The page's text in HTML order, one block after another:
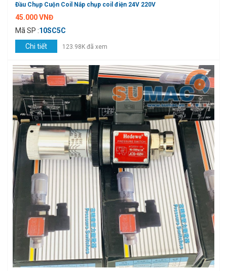
Đầu Chụp Cuộn Coil Nắp chụp coil điện 24V 220V
45.000 VNĐ
Mã SP :10SC5C
Chi tiết
123.98K đã xem